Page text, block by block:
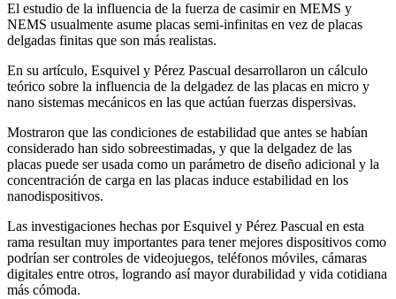
El estudio de la influencia de la fuerza de casimir en MEMS y
NEMS usualmente asume placas semi-infinitas en vez de placas
delgadas finitas que son más realistas.
En su artículo, Esquivel y Pérez Pascual desarrollaron un cálculo
teórico sobre la influencia de la delgadez de las placas en micro y
nano sistemas mecánicos en las que actúan fuerzas dispersivas.
Mostraron que las condiciones de estabilidad que antes se habían
considerado han sido sobreestimadas, y que la delgadez de las
placas puede ser usada como un parámetro de diseño adicional y la
concentración de carga en las placas induce estabilidad en los
nanodispositivos.
Las investigaciones hechas por Esquivel y Pérez Pascual en esta
rama resultan muy importantes para tener mejores dispositivos como
podrían ser controles de videojuegos, teléfonos móviles, cámaras
digitales entre otros, logrando así mayor durabilidad y vida cotidiana
más cómoda.